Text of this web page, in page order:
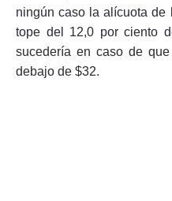
ningún caso la alícuota de
tope del 12,0 por ciento
sucedería en caso de
debajo de $32.